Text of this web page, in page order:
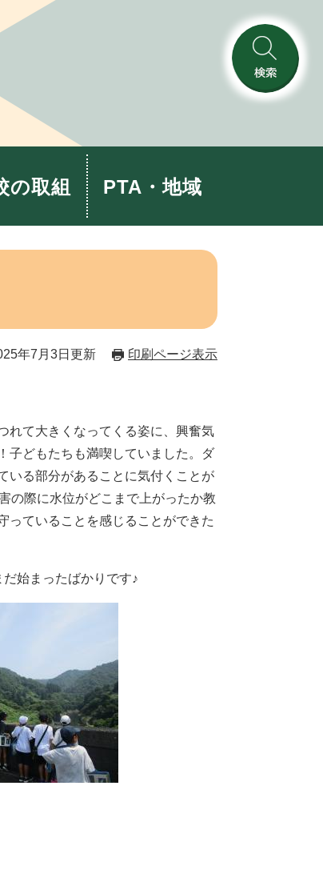
検
索
の取組 PTA・地域
年7月3日更新 印刷ページ表示
れて大きくなってくる姿に、興奮気
子どもたちも満喫していました。ダ
いる部分があることに気付くことが
の際に水位がどこまで上がったか教
っていることを感じることができた
始まったばかりです♪